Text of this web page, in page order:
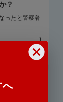
？
ったと警察署
手配は可能
へ